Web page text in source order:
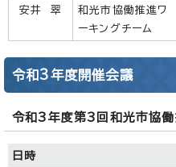
安井 翠
和光市協働推進ワ
ーキングチーム
令和3年度開催会議
令和3年度第3回和光市協働
日時